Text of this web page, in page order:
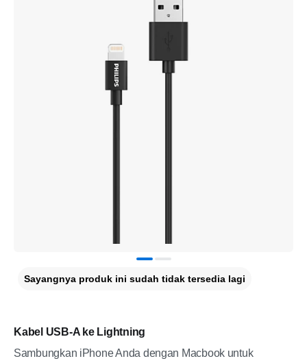
Kabel USB-A ke Lightning
Sambungkan iPhone Anda dengan Macbook untuk
Sayangnya produk ini sudah tidak tersedia lagi